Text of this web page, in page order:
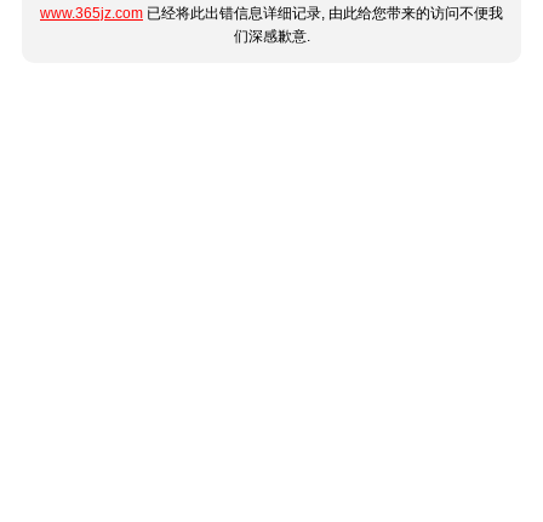
www.365jz.com 已经将此出错信息详细记录, 由此给您带来的访问不便我
们深感歉意.